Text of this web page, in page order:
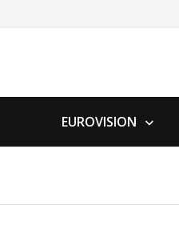
EUROVISION